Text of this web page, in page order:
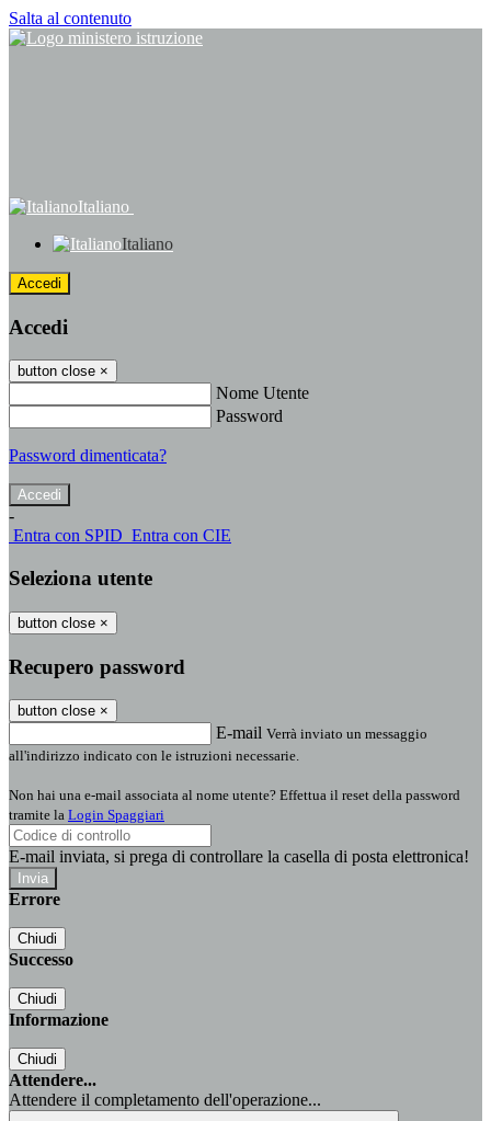
Salta al contenuto
Italiano
Italiano
Accedi
Accedi
button close ×
Nome Utente
Password
Password dimenticata?
-
Entra con SPID Entra con CIE
Seleziona utente
button close ×
Recupero password
button close ×
E-mail Verrà inviato un messaggio
all'indirizzo indicato con le istruzioni necessarie.
Non hai una e-mail associata al nome utente? Effettua il reset della password
tramite la Login Spaggiari
E-mail inviata, si prega di controllare la casella di posta elettronica!
Errore
Chiudi
Successo
Chiudi
Informazione
Chiudi
Attendere...
Attendere il completamento dell'operazione...